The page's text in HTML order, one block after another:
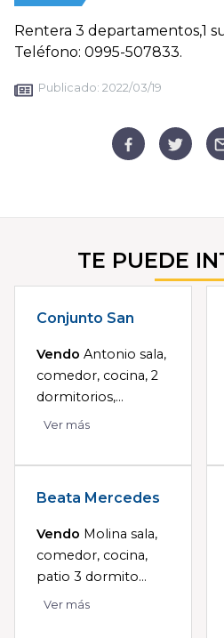
Rentera 3 departamentos,1
Teléfono: 0995-507833.
Publicado: 2022/03/19
TE PUEDE
Conjunto San
Vendo Antonio sala,
comedor, cocina, 2
dormitorios,...
Ver más
Beata Mercedes
Vendo Molina sala,
comedor, cocina,
patio 3 dormito...
Ver más